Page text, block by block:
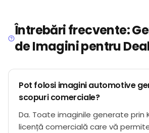
Întrebări frecvente:
de Imagini pentru
Pot folosi imagini automotive
scopuri comerciale?
Da. Toate imaginile generate prin
licență comercială care vă